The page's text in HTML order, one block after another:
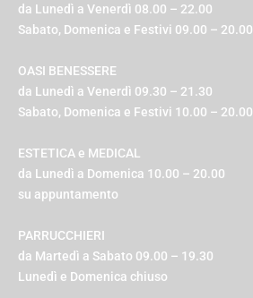
da Lunedì a Venerdì 08.00 – 22.00
Sabato, Domenica e Festivi 09.00 – 20.00
OASI BENESSERE
da Lunedì a Venerdì 09.30 – 21.30
Sabato, Domenica e Festivi 10.00 – 20.00
ESTETICA e MEDICAL
da Lunedì a Domenica 10.00 – 20.00
su appuntamento
PARRUCCHIERI
da Martedì a Sabato 09.00 – 19.30
Lunedì e Domenica chiuso